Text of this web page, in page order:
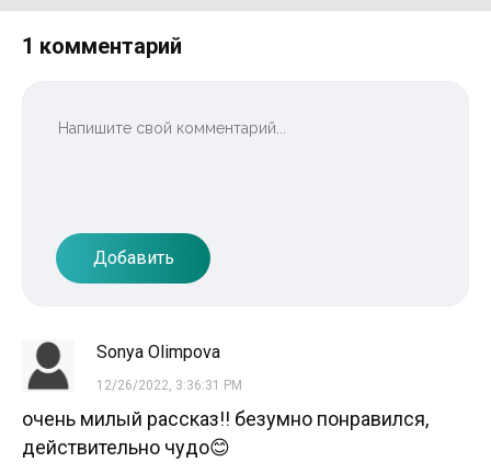
1 комментарий
Добавить
Sonya Olimpova
12/26/2022, 3:36:31 PM
очень милый рассказ!! безумно понравился,
действительно чудо😊